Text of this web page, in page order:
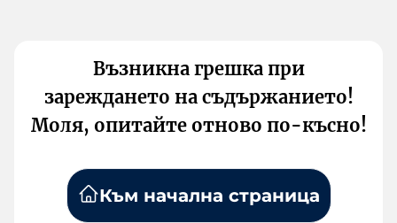
Възникна грешка при
зареждането на съдържанието!
Моля, опитайте отново по-късно!
Към начална страница